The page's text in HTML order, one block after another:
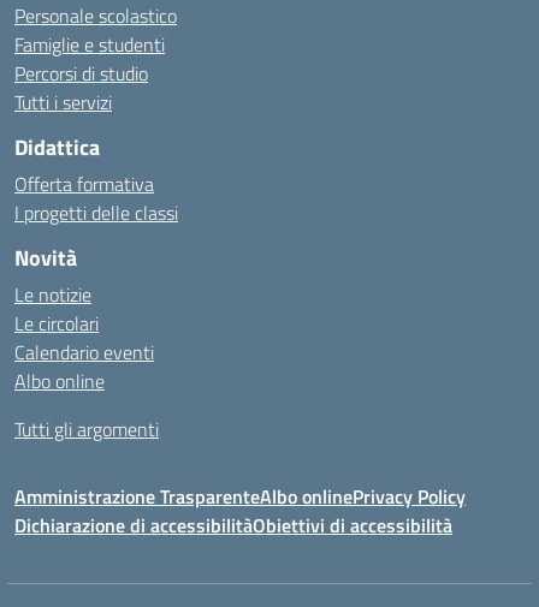
Personale scolastico
Famiglie e studenti
Percorsi di studio
Tutti i servizi
Didattica
Offerta formativa
I progetti delle classi
Novità
Le notizie
Le circolari
Calendario eventi
Albo online
Tutti gli argomenti
Amministrazione TrasparenteAlbo onlinePrivacy Policy
Dichiarazione di accessibilitàObiettivi di accessibilità